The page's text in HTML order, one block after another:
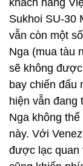
khách hàng
Sukhoi SU-30
vẫn còn một
Nga (mua tàu
sẽ không
bay chiến đấu
hiện vẫn đang
Nga không
này. Với
được lạc quan